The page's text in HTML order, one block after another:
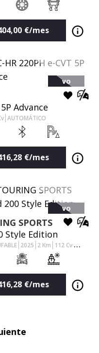
€/mes
VO
Advance
AUTOMÁTICO
€/mes
VO
SPORTS
Style Edition
2025 2 Km 112 Cv
€/mes